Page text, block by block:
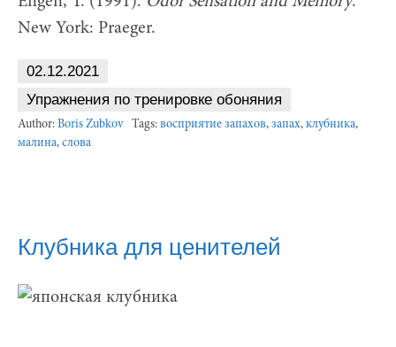
New York: Praeger.
02.12.2021
Упражнения по тренировке обоняния
Author: Boris Zubkov Tags: восприятие запахов, запах, клубника,
малина, слова
Клубника для ценителей